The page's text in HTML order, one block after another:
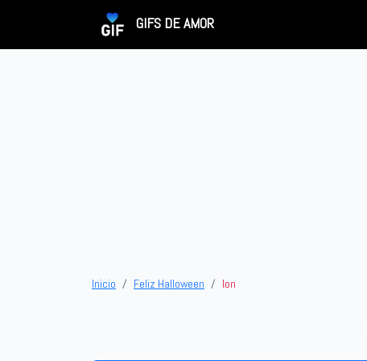
GIFS DE AMOR
Inicio Feliz Halloween Ion